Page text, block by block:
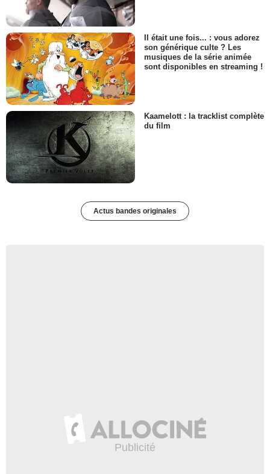
Il était une fois... : vous adorez
son générique culte ? Les
musiques de la série animée
sont disponibles en streaming !
Kaamelott : la tracklist complète
du film
Actus bandes originales